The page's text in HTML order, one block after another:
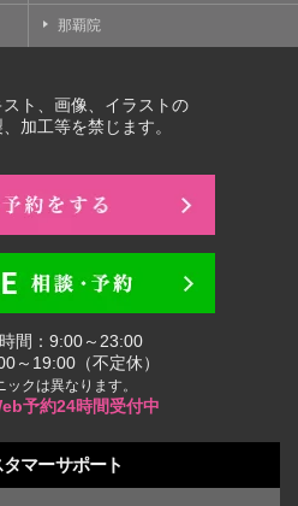
那覇院
ト、画像、イラストの
加工等を禁じます。
間：9:00～23:00
～19:00（不定休）
クは異なります。
予約24時間受付中
マーサポート